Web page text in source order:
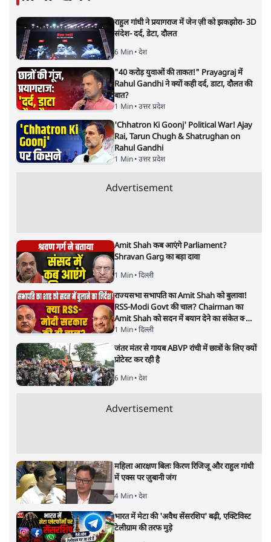
संजीव श्रीवास्तव
संजीव श्रीवास्तव की और स्टोरी पढ़ें
एमपी: शव वाहन नहीं, 80 KM बाइक
संजीव श्रीवास्तव
मध्य प्रदेश के शहडोल में एक शर्मनाक तसवीर सामने आई है। आरोप
है कि न तो समय पर इलाज मिला और न ही मौत के बाद शव वाहन।
मध्य प्रदेश की तकदीर और तसवीर बदलने के भले ही लाख दावे
थमने का नाम नहीं लेता है। आदिवासी बाहुल्य शहडोल/अनूपपुर
शव वाहन नहीं मिला। बेटों ने अपनी बाइक पर पटिया बांधकर 80
किलोमीटर तक शव को ढोया और फिर मां का अंतिम संस्कार
किया।
अनूपपुर ज़िले की गुडारु गाँव की रहने वाली महिला जयमंत्री यादव
को रविवार को शहडोल मेडिकल कॉलेज लाया गया था। सीने में दर्द